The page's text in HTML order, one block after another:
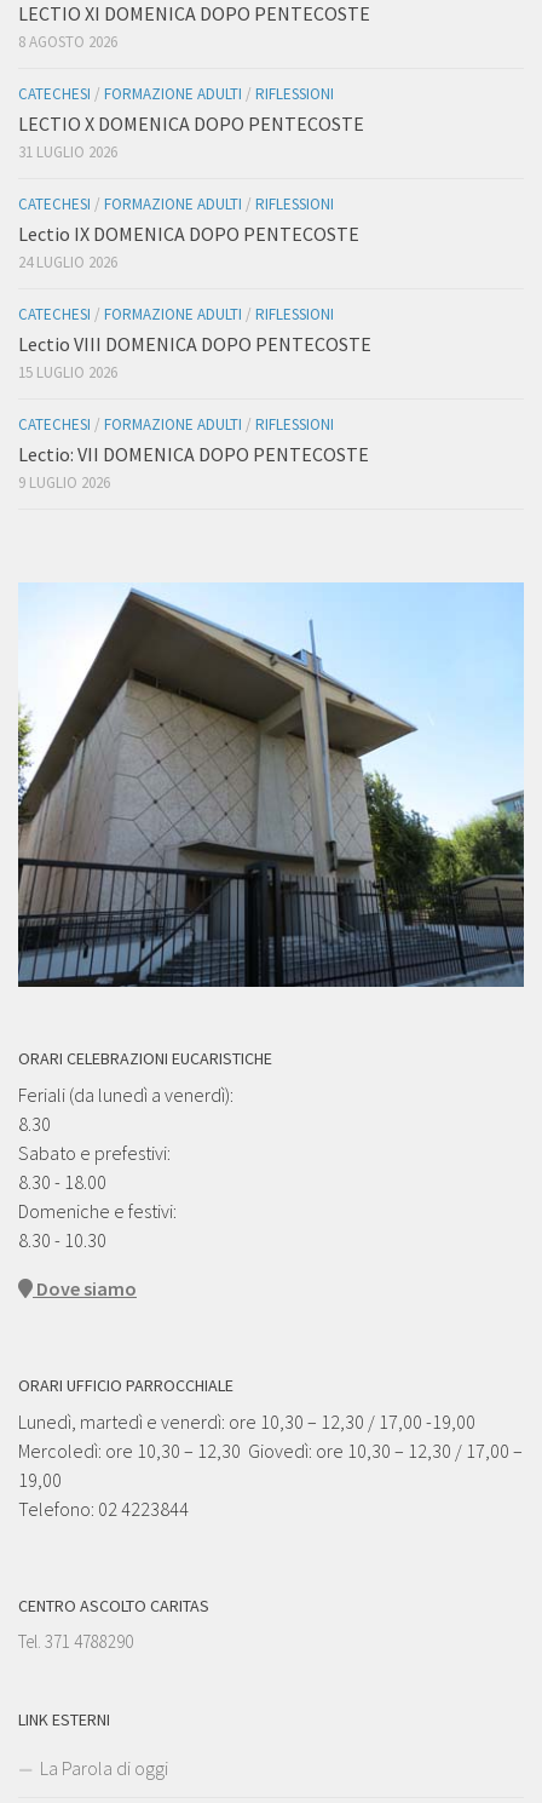
LECTIO XI DOMENICA DOPO PENTECOSTE
8 AGOSTO 2026
CATECHESI / FORMAZIONE ADULTI / RIFLESSIONI
LECTIO X DOMENICA DOPO PENTECOSTE
31 LUGLIO 2026
CATECHESI / FORMAZIONE ADULTI / RIFLESSIONI
Lectio IX DOMENICA DOPO PENTECOSTE
24 LUGLIO 2026
CATECHESI / FORMAZIONE ADULTI / RIFLESSIONI
Lectio VIII DOMENICA DOPO PENTECOSTE
15 LUGLIO 2026
CATECHESI / FORMAZIONE ADULTI / RIFLESSIONI
Lectio: VII DOMENICA DOPO PENTECOSTE
9 LUGLIO 2026
ORARI CELEBRAZIONI EUCARISTICHE
Feriali (da lunedì a venerdì):
8.30
Sabato e prefestivi:
8.30 - 18.00
Domeniche e festivi:
8.30 - 10.30
Dove siamo
ORARI UFFICIO PARROCCHIALE
Lunedì, martedì e venerdì: ore 10,30 – 12,30 / 17,00 -19,00
Mercoledì: ore 10,30 – 12,30 Giovedì: ore 10,30 – 12,30 / 17,00 –
19,00
Telefono: 02 4223844
CENTRO ASCOLTO CARITAS
Tel. 371 4788290
LINK ESTERNI
La Parola di oggi